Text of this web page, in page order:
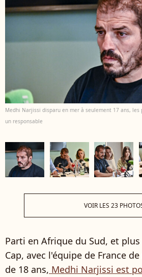
Medhi Narjissi disparu en mer à seulement 17 ans,
un responsable
VOIR LES 23
Parti en Afrique du Sud, et
Cap, avec l'équipe de France
de 18 ans, Medhi Narjissi est